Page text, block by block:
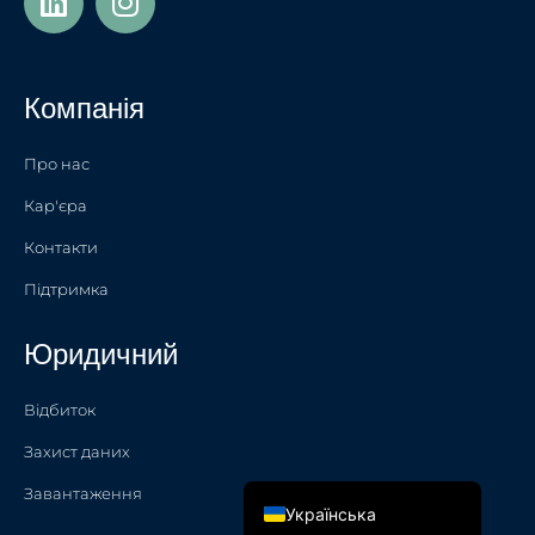
Компанія
Про нас
Кар'єра
Контакти
Підтримка
Юридичний
Відбиток
Захист даних
Завантаження
Українська